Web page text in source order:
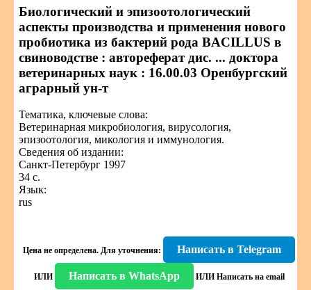
Биологический и эпизоотологический
аспекты производства и применения нового
пробиотика из бактерий рода BACILLUS в
свиноводстве : автореферат дис. ... доктора
ветеринарных наук : 16.00.03 Оренбургский
аграрный ун-т
Тематика, ключевые слова:
Ветеринарная микробиология, вирусология,
эпизоотология, микология и иммунология.
Сведения об издании:
Санкт-Петербург 1997
34 с.
Язык:
rus
Цена не определена. Для уточнения: Написать в Telegram
ИЛИ Написать в WhatsApp ИЛИ Написать на email